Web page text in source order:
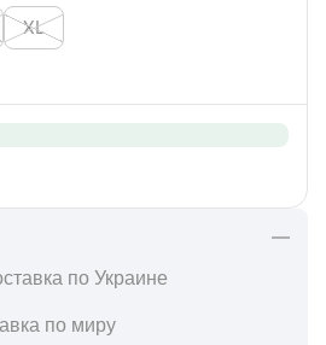
XL
по Украине
по миру